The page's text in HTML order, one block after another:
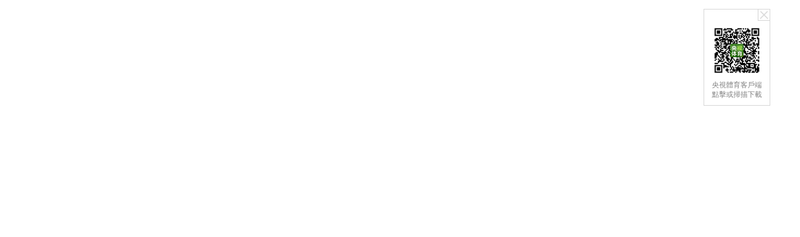
央視體育客戶端
點擊或掃描下載